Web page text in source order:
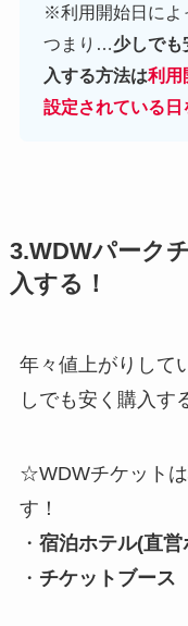
※利用開始日によ
つまり… 少しでも
入する方法は利用
設定されている日
3.WDWパーク
入する！
年々値上がりして
しでも安く購入す
☆WDWチケットは
す！
・ 宿泊ホテル(直営
・ チケットブース